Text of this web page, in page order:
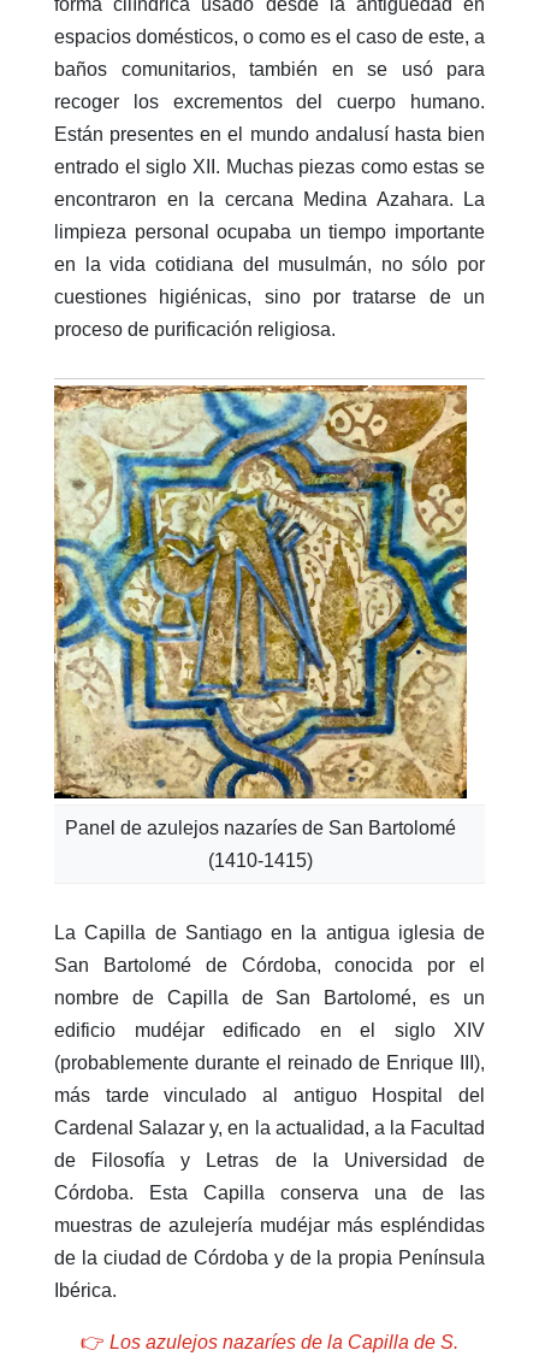
espacios domésticos, o como es el caso de este, a
baños comunitarios, también en se usó para
recoger los excrementos del cuerpo humano.
Están presentes en el mundo andalusí hasta bien
entrado el siglo XII. Muchas piezas como estas se
encontraron en la cercana
Medina Azahara. La
limpieza personal ocupaba un tiempo importante
en la vida cotidiana del musulmán, no sólo por
cuestiones higiénicas, sino por tratarse de un
proceso de purificación religiosa.
Panel de azulejos nazaríes de San Bartolomé
(1410-1415)
La Capilla de Santiago en la antigua iglesia de
San Bartolomé de Córdoba, conocida por el
nombre de Capilla de San Bartolomé, es un
edificio mudéjar edificado en el siglo XIV
(probablemente durante el reinado de Enrique III),
más tarde vinculado al antiguo Hospital del
Cardenal Salazar y, en la actualidad, a la Facultad
de Filosofía y Letras de la Universidad de
Córdoba. Esta Capilla conserva una de las
muestras de azulejería mudéjar más espléndidas
de la ciudad de Córdoba y de la propia Península
Ibérica.
👉 Los azulejos nazaríes de la Capilla de S.